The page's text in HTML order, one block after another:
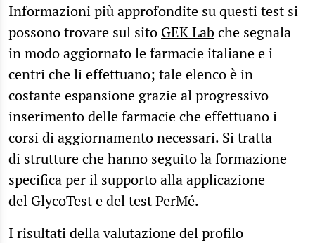
Informazioni più approfondite su questi test si
possono trovare sul sito GEK Lab che segnala
in modo aggiornato le farmacie italiane e i
centri che li effettuano; tale elenco è in
costante espansione grazie al progressivo
inserimento delle farmacie che effettuano i
corsi di aggiornamento necessari. Si tratta
di strutture che hanno seguito la formazione
specifica per il supporto alla applicazione
del GlycoTest e del test PerMé.
I risultati della valutazione del profilo